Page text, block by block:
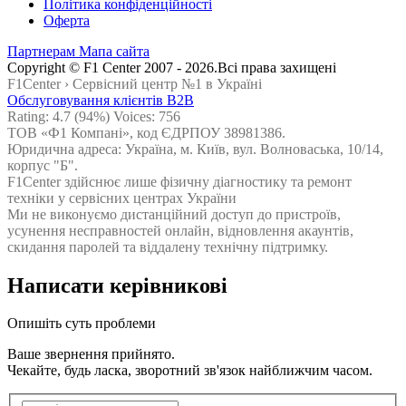
Політика конфіденційності
Оферта
Партнерам Мапа сайта
Сopyright © F1 Center 2007 - 2026.Всі права захищені
F1Center › Cервісний центр №1 в Україні
Обслуговування клієнтів B2B
Rating: 4.7 (94%) Voices: 756
ТОВ «Ф1 Компані», код ЄДРПОУ 38981386.
Юридична адреса: Україна, м. Київ, вул. Волноваська, 10/14,
корпус "Б".
F1Center здійснює лише фізичну діагностику та ремонт
техніки у сервісних центрах України
Ми не виконуємо дистанційний доступ до пристроїв,
усунення несправностей онлайн, відновлення акаунтів,
скидання паролей та віддалену технічну підтримку.
Написати керівникові
Опишіть суть проблеми
Ваше звернення прийнято.
Чекайте, будь ласка, зворотний зв'язок найближчим часом.